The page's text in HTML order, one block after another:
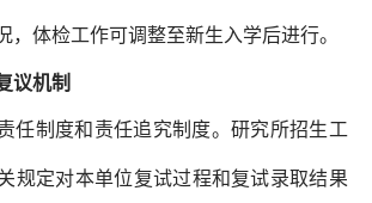
，体检工作可调整至新生入学后进行。
议机制
任制度和责任追究制度。研究所招生工
规定对本单位复试过程和复试录取结果